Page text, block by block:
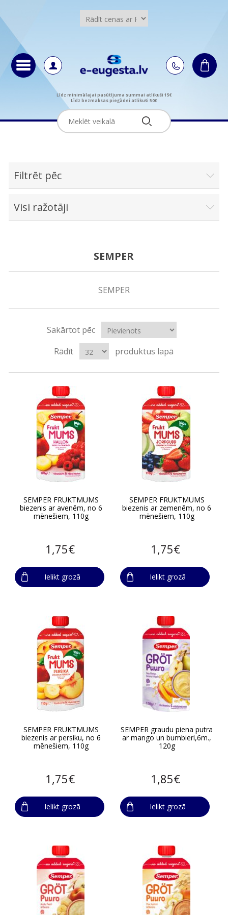
Līdz minimālajai pasūtījuma summai atlikuši 15€
Līdz bezmaksas piegādei atlikuši 50€
Filtrēt pēc
Visi ražotāji
SEMPER
SEMPER
Sakārtot pēc
Rādīt
produktus lapā
SEMPER FRUKTMUMS
biezenis ar avenēm, no 6
mēnešiem, 110g
1,75€
Ielikt grozā
SEMPER FRUKTMUMS
biezenis ar zemenēm, no 6
mēnešiem, 110g
1,75€
Ielikt grozā
SEMPER FRUKTMUMS
biezenis ar persiku, no 6
mēnešiem, 110g
1,75€
Ielikt grozā
SEMPER graudu piena putra
ar mango un bumbieri,6m.,
120g
1,85€
Ielikt grozā